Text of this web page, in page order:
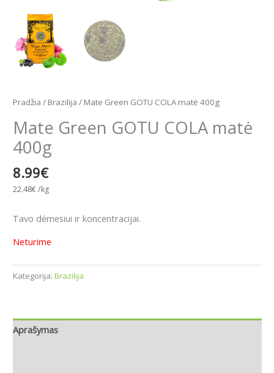
Pradžia / Brazilija / Mate Green GOTU COLA matė 400g
Mate Green GOTU COLA matė
400g
8.99€
22.48€/kg
Tavo dėmesiui ir koncentracijai.
Neturime
Kategorija: Brazilija
Aprašymas